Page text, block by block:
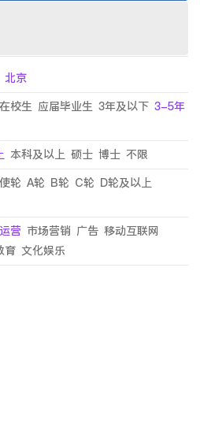
北京
校生 应届毕业生 3年及以下 3-5年
本科及以上 硕士 博士 不限
轮 A轮 B轮 C轮 D轮及以上
营 市场营销 广告 移动互联网
育 文化娱乐